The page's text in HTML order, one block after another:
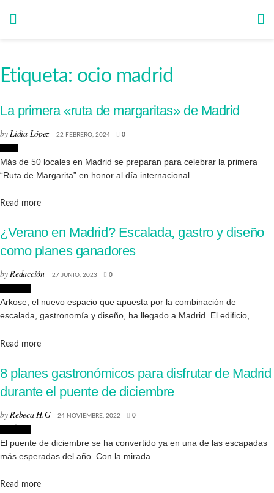
Etiqueta: ocio madrid
La primera «ruta de margaritas» de Madrid
byLidia López 22 FEBRERO, 2024 0
Más de 50 locales en Madrid se preparan para celebrar la primera
“Ruta de Margarita” en honor al día internacional ...
Read moreDetails
¿Verano en Madrid? Escalada, gastro y diseño
como planes ganadores
byRedacción 27 JUNIO, 2023 0
Arkose, el nuevo espacio que apuesta por la combinación de
escalada, gastronomía y diseño, ha llegado a Madrid. El edificio, ...
Read moreDetails
8 planes gastronómicos para disfrutar de Madrid
durante el puente de diciembre
by Rebeca H.G 24 NOVIEMBRE, 2022 0
El puente de diciembre se ha convertido ya en una de las escapadas
más esperadas del año. Con la mirada ...
Read moreDetails